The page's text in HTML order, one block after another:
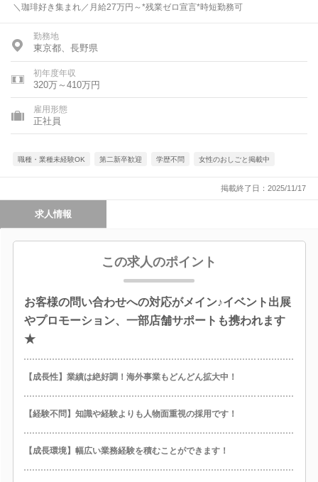
＼珈琲好き集まれ／月給27万円～*残業ゼロ宣言*時短勤務可
勤務地
東京都、長野県
初年度年収
320万～410万円
雇用形態
正社員
職種・業種未経験OK 第二新卒歓迎 学歴不問 女性のおしごと掲載中
掲載終了日：2025/11/17
求人情報
この求人のポイント
お客様の問い合わせへの対応がメイン♪イベント出展
やプロモーション、一部店舗サポートも携われます
★
【成長性】業績は絶好調！海外事業もどんどん拡大中！
【経験不問】知識や経験よりも人物面重視の採用です！
【成長環境】幅広い業務経験を積むことができます！